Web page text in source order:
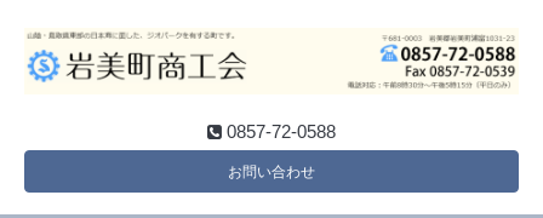
0857-72-0588
お問い合わせ